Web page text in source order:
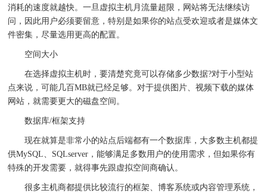
消耗的速度就越快。一旦虚拟主机月流量超限，网站将无法继续访
问，因此用户必须要留意，特别是如果你的站点受欢迎或者是媒体文
件密集，尽量选用更高的配置。
空间大小
在选择虚拟主机时，要清楚究竟可以存储多少数据?对于小型站
点来说，可能几百MB就已经足够。对于提供图片、视频下载的媒体
网站，就需要更大的磁盘空间。
数据库/框架支持
现在就算是非常小的站点后端都有一个数据库，大多数主机都提
供MySQL、SQLserver，能够满足多数用户的使用需求，但如果你有
特殊的开发需要，就得事先跟虚拟空间商确认。
很多主机商都提供比较流行的框架、博客系统或内容管理系统，